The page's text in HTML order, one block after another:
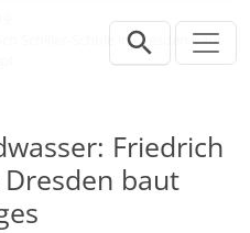
Schiller-Schule in Dresden baut
Friedrich
baut